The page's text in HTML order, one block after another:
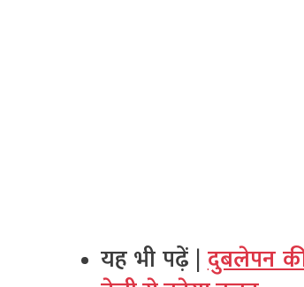
यह भी पढ़ें |दुबलेपन